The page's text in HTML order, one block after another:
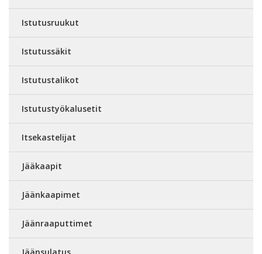
Istutusruukut
Istutussäkit
Istutustalikot
Istutustyökalusetit
Itsekastelijat
Jääkaapit
Jäänkaapimet
Jäänraaputtimet